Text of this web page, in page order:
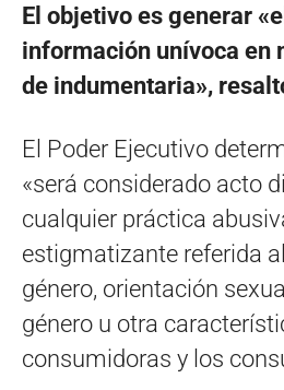
El objetivo es generar
información unívoca en
de indumentaria»,
El Poder Ejecutivo
«será considerado acto
cualquier práctica
estigmatizante referida
género, orientación
género u otra
consumidoras y los